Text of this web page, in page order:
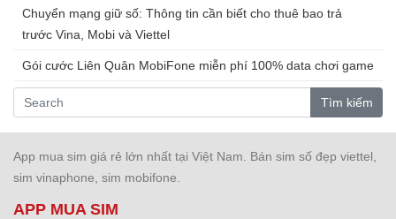
Chuyển mạng giữ số: Thông tin cần biết cho thuê bao trả
trước Vina, Mobi và Viettel
Gói cước Liên Quân MobiFone miễn phí 100% data chơi game
Tìm kiếm
App mua sim giá rẻ lớn nhất tại Việt Nam. Bán sim số đẹp viettel,
sim vinaphone, sim mobifone.
APP MUA SIM